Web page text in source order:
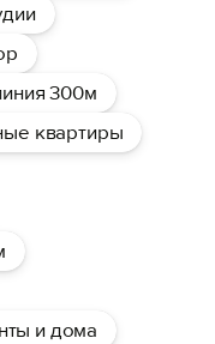
300м
квартиры
и дома